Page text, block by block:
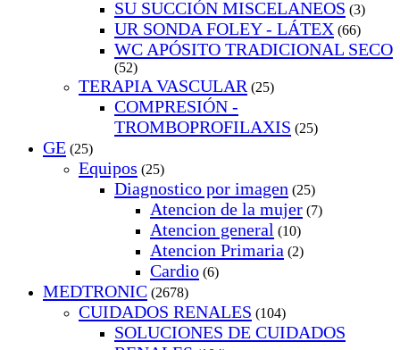
SU SUCCIÓN MISCELANEOS (3)
UR SONDA FOLEY - LÁTEX (66)
WC APÓSITO TRADICIONAL SECO
(52)
TERAPIA VASCULAR (25)
COMPRESIÓN -
TROMBOPROFILAXIS (25)
GE (25)
Equipos (25)
Diagnostico por imagen (25)
Atencion de la mujer (7)
Atencion general (10)
Atencion Primaria (2)
Cardio (6)
MEDTRONIC (2678)
CUIDADOS RENALES (104)
SOLUCIONES DE CUIDADOS